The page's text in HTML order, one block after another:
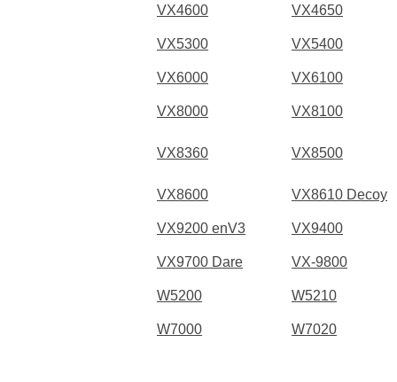
VX4600 VX4650
VX5300 VX5400
VX6000 VX6100
VX8000 VX8100
VX8360 VX8500
VX8600 VX8610 Decoy
VX9200 enV3 VX9400
VX9700 Dare VX-9800
W5200 W5210
W7000 W7020